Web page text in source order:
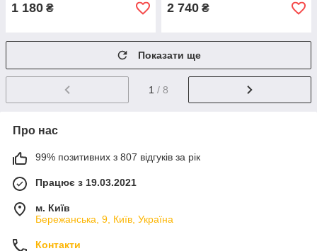
1 180 ₴ 2 740 ₴
Показати ще
1 / 8
Про нас
99% позитивних з 807 відгуків за рік
Працює з 19.03.2021
м. Київ
Бережанська, 9, Київ, Україна
Контакти